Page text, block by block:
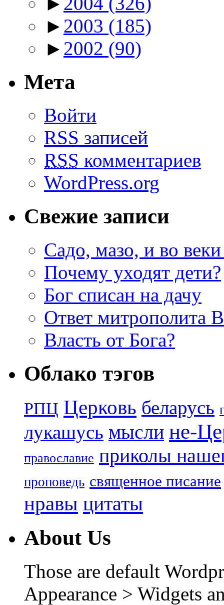
► 2003 (185)
► 2002 (90)
Мета
Войти
RSS записей
RSS комментариев
WordPress.org
Свежие записи
Садо, мазо, и во веки
Почему уходят дети?
Бог списан на дачу
Ответ митрополита
Власть от Бога?
Облако тэгов
РПЦ Церковь беларусь
лукашусь мысли не-
православие приколы
проповедь священное писание
нравы цитаты
About Us
Those are default
Appearance > Widgets